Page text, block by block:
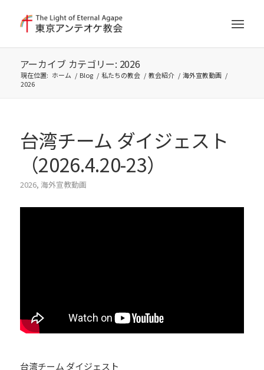
アーカイブ カテゴリー: 2026
現在位置: ホーム / Blog / 私たちの教会 / 教会紹介 / 海外宣教動画 /
2026
台湾チーム ダイジェスト
（2026.4.20-23）
2026, 海外宣教動画
台湾チーム ダイジェスト